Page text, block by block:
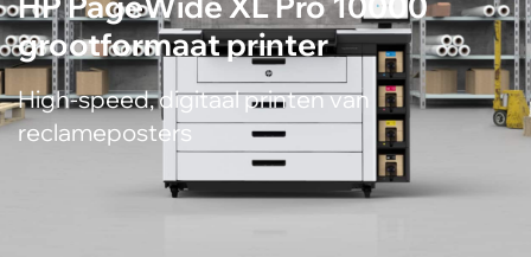
grootformaat printer
High-speed, digitaal printen van
reclameposters